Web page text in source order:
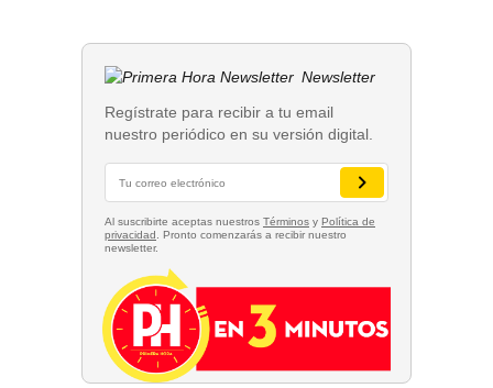
Newsletter
Regístrate para recibir a tu email
nuestro periódico en su versión digital.
Al suscribirte aceptas nuestros Términos y Política de
privacidad . Pronto comenzarás a recibir nuestro
newsletter.